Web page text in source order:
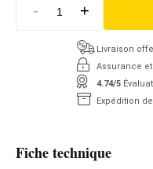
- +
Livraison
Assurance
4.74/5
Expédition
Fiche technique